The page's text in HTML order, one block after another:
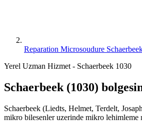
Reparation Microsoudure
Yerel Uzman Hizmet - Schaerbeek 1030
Schaerbeek (1030)
Schaerbeek (Liedts, Helmet, Terdelt,
mikro bilesenler uzerinde mikro lehimleme